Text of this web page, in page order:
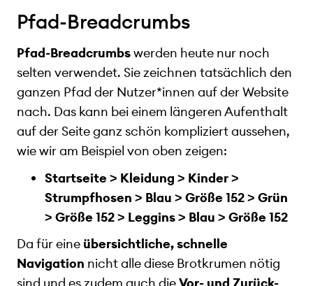
Pfad-Breadcrumbs
Pfad-Breadcrumbswerden heute nur noch
selten verwendet. Sie zeichnen tatsächlich den
ganzen Pfad der Nutzer*innen auf der Website
nach. Das kann bei einem längeren Aufenthalt
auf der Seite ganz schön kompliziert aussehen,
wie wir am Beispiel von oben zeigen:
Startseite > Kleidung > Kinder >
Strumpfhosen > Blau > Größe 152 > Grün
> Größe 152 > Leggins > Blau > Größe 152
Da für eine übersichtliche, schnelle
Navigation nicht alle diese Brotkrumen nötig